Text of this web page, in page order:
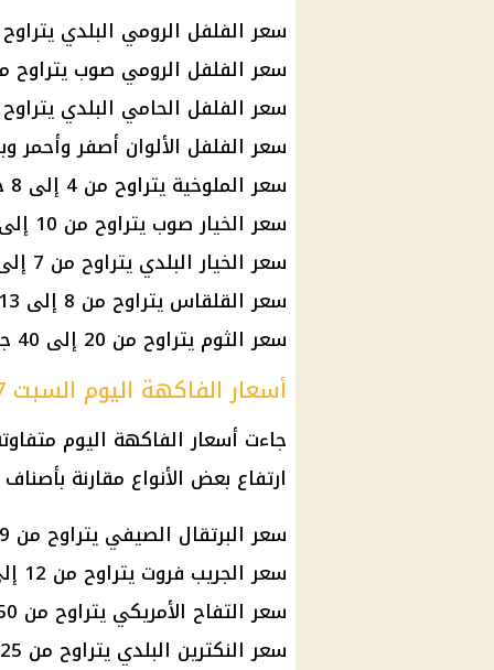
سعر الفلفل الرومي البلدي يتراوح من 13 إلى 19
سعر الفلفل الرومي صوب يتراوح من 13 إلى 19
سعر الفلفل الحامي البلدي يتراوح من 7 إلى 13
سعر الفلفل الألوان أصفر وأحمر وبرتقالي
سعر الملوخية يتراوح من 4 إلى 8 جنيهات.
سعر الخيار صوب يتراوح من 10 إلى 16 جنيهًا.
سعر الخيار البلدي يتراوح من 7 إلى 13 جنيهًا.
سعر القلقاس يتراوح من 8 إلى 13 جنيهًا.
سعر الثوم يتراوح من 20 إلى 40 جنيهًا.
أسعار الفاكهة اليوم السبت 27 يونيو 2026
جاءت أسعار الفاكهة اليوم
ارتفاع بعض الأنواع مقارنة
سعر البرتقال الصيفي يتراوح من 9 إلى 17 جنيهًا.
سعر الجريب فروت يتراوح من 12 إلى 20 جنيهًا.
سعر التفاح الأمريكي يتراوح من 50 إلى 100 جنيه.
سعر النكترين البلدي يتراوح من 25 إلى 35 جنيهًا.